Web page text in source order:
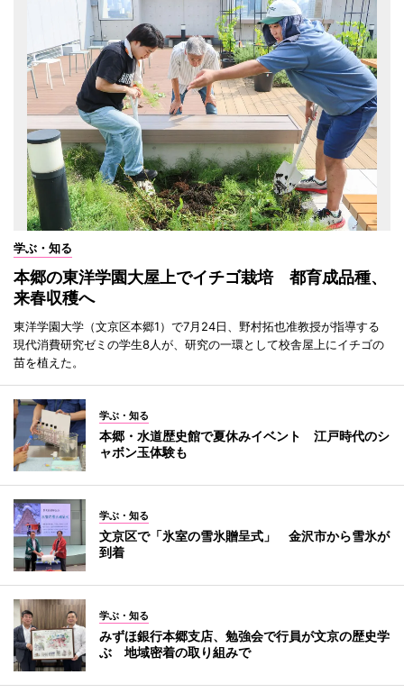
学ぶ・知る
本郷の東洋学園大屋上でイチゴ栽培 都育成品種、
来春収穫へ
東洋学園大学（文京区本郷1）で7月24日、野村拓也准教授が指導する
現代消費研究ゼミの学生8人が、研究の一環として校舎屋上にイチゴの
苗を植えた。
学ぶ・知る
本郷・水道歴史館で夏休みイベント 江戸時代のシ
ャボン玉体験も
学ぶ・知る
文京区で「氷室の雪氷贈呈式」 金沢市から雪氷が
到着
学ぶ・知る
みずほ銀行本郷支店、勉強会で行員が文京の歴史学
ぶ 地域密着の取り組みで